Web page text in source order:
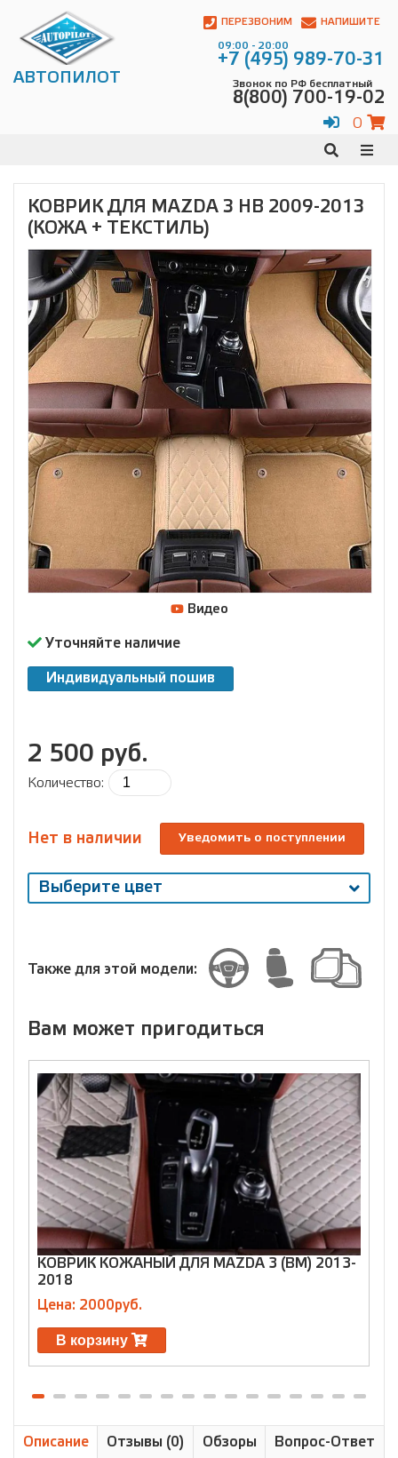
АВТОПИЛОТ
ПЕРЕЗВОНИМ НАПИШИТЕ
09:00 - 20:00
+7 (495) 989-70-31
Звонок по РФ бесплатный
8(800) 700-19-02
0
КОВРИК ДЛЯ MAZDA 3 HB 2009-2013
(КОЖА + ТЕКСТИЛЬ)
Уточняйте наличие
Индивидуальный пошив
2 500 руб.
Количество:
Нет в наличии Уведомить о поступлении
Видео
Выберите цвет
Выберите
Также для этой модели:
Вам может пригодиться
КОВРИК КОЖАНЫЙ ДЛЯ MAZDA 3 (BM) 2013-
2018
Цена: 2000руб.
В корзину
Описание Отзывы (0) Обзоры Вопрос-Ответ
Контакты:
Адрес:
Чагинская
700-
Телефон:+7
(495)
Электронная
почта:
info@avtopilot1.ru